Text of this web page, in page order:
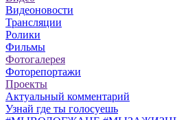
Видеоновости
Трансляции
Ролики
Фильмы
Фотогалерея
Фоторепортажи
Проекты
Актуальный комментарий
Узнай где ты голосуешь